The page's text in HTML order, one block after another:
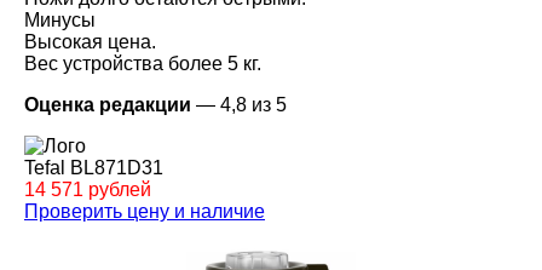
Минусы
Высокая цена.
Вес устройства более 5 кг.
Оценка редакции — 4,8 из 5
Tefal BL871D31
14 571 рублей
Проверить цену и наличие